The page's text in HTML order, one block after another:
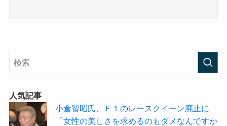
人気記事
小倉智昭氏、Ｆ１のレースクイーン廃止に
「女性の美しさを求めるのもダメなんですか